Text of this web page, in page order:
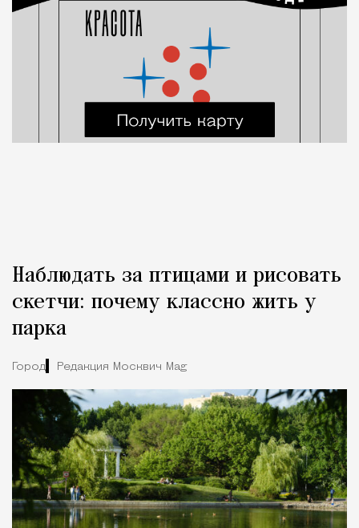
Наблюдать за птицами и рисовать
скетчи: почему классно жить у
парка
Город Редакция Москвич Mag